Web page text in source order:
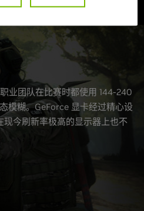
业团队在比赛时都使用 144-240
模糊。GeForce 显卡经过精心设
今刷新率极高的显示器上也不